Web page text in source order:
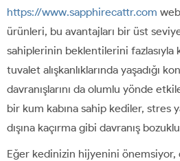
https://www.sapphirecattr.com
ürünleri, bu avantajları bir üst
sahiplerinin beklentilerini fazlasıyla
tuvalet alışkanlıklarında yaşadığı
davranışlarını da olumlu yönde
bir kum kabına sahip kediler, stres
dışına kaçırma gibi davranış
Eğer kedinizin hijyenini önemsiyor,